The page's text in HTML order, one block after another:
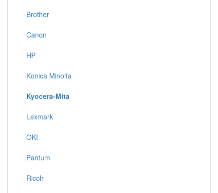
Brother
Canon
HP
Konica Minolta
Kyocera-Mita
Lexmark
OKI
Pantum
Ricoh